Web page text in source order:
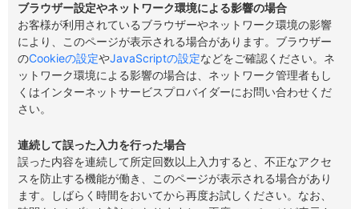
ブラウザー設定やネットワーク環境による影響の場合
お客様が利用されているブラウザーやネットワーク環境の影響
により、このページが表示される場合があります。ブラウザー
のCookieの設定やJavaScriptの設定などをご確認ください。ネ
ットワーク環境による影響の場合は、ネットワーク管理者もし
くはインターネットサービスプロバイダーにお問い合わせくだ
さい。
連続して誤った入力を行った場合
誤った内容を連続して所定回数以上入力すると、不正なアクセ
スを防止する機能が働き、このページが表示される場合があり
ます。しばらく時間をおいてから再度お試しください。なお、